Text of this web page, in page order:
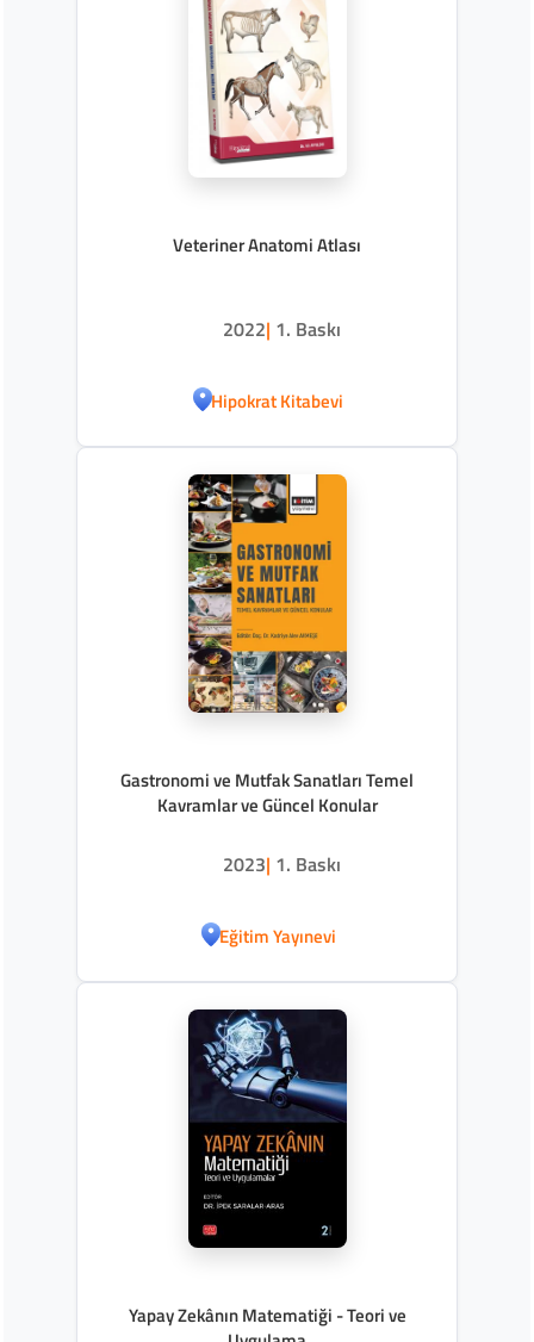
Veteriner Anatomi Atlası
2022| 1. Baskı
Hipokrat Kitabevi
Gastronomi ve Mutfak Sanatları Temel
Kavramlar ve Güncel Konular
2023| 1. Baskı
Eğitim Yayınevi
Yapay Zekânın Matematiği - Teori ve